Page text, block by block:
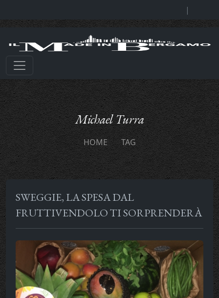
|
Michael Turra
HOME TAG
SWEGGIE, LA SPESA DAL
FRUTTIVENDOLO TI SORPRENDERÀ